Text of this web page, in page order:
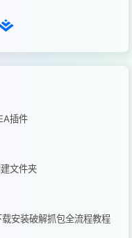
插件
文件夹
安装破解抓包全流程教程